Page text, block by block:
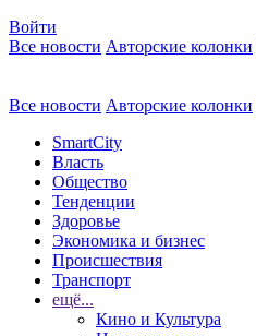
Войти
Все новости Авторские колонки
Все новости Авторские колонки
SmartCity
Власть
Общество
Тенденции
Здоровье
Экономика и бизнес
Происшествия
Транспорт
ещё...
Кино и Культура